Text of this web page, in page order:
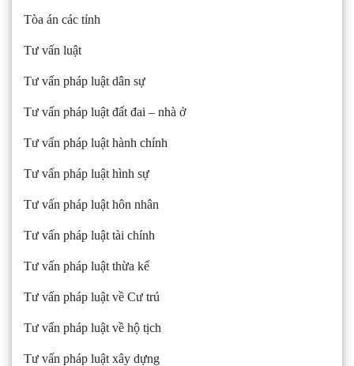
Tòa án các tỉnh
Tư vấn luật
Tư vấn pháp luật dân sự
Tư vấn pháp luật đất đai – nhà ở
Tư vấn pháp luật hành chính
Tư vấn pháp luật hình sự
Tư vấn pháp luật hôn nhân
Tư vấn pháp luật tài chính
Tư vấn pháp luật thừa kế
Tư vấn pháp luật về Cư trú
Tư vấn pháp luật về hộ tịch
Tư vấn pháp luật xây dựng